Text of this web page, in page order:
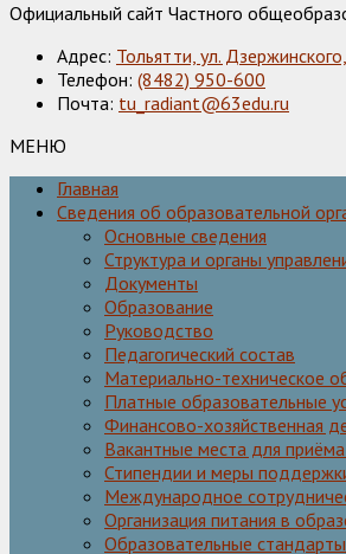
Официальный сайт Частного
Адрес: Тольятти, ул.
Телефон: (8482) 950-600
Почта: tu_radiant@63edu.ru
МЕНЮ
Главная
Сведения об образовательной
Основные сведения
Структура и органы
Документы
Образование
Руководство
Педагогический состав
Материально-техническое
Платные образовательные
Финансово-хозяйственная
Вакантные места для
Стипендии и меры
Международное
Организация питания в
Образовательные